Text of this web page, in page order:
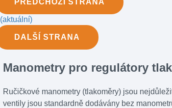
(aktuální)
DALŠÍ STRANA
Manometry pro regulátory
Ručičkové manometry (tlakoměry) jsou
ventily jsou standardně dodávány bez